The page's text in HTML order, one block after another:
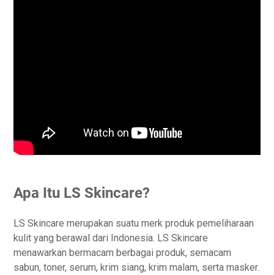
Apa Itu LS Skincare?
LS Skincare merupakan suatu merk produk pemeliharaan
kulit yang berawal dari Indonesia. LS Skincare
menawarkan bermacam berbagai produk, semacam
sabun, toner, serum, krim siang, krim malam, serta masker.